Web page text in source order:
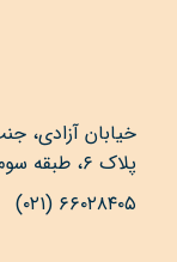
خیابان آزادی،
پلاک ۶، طبقه سوم
۶۶۰۲۸۴۰۵ (۰۲۱)